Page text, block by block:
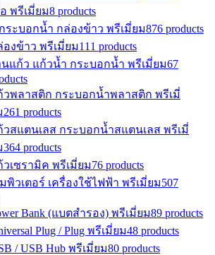
อ พรีเมี่ยม8 products
ระบอกน้ำ กล่องข้าว พรีเมี่ยม876 products
องข้าว พรีเมี่ยม111 products
นแก้ว แก้วน้ำ กระบอกน้ำ พรีเมี่ยม67
วพลาสติก กระบอกน้ำพลาสติก พรีเมี่
261 products
วสแตนเลส กระบอกน้ำสแตนเลส พรีเมี่
364 products
วเซรามิค พรีเมี่ยม76 products
พิวเตอร์ เครื่องใช้ไฟฟ้า พรีเมี่ยม507
Bank (แบตสำรอง) พรีเมี่ยม89 products
Plug / Plug พรีเมี่ยม48 products
/ USB Hub พรีเมี่ยม80 products